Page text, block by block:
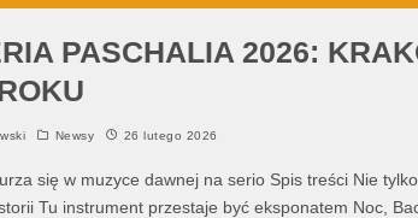
PASCHALIA 2026:
Newsy 26 lutego 2026
się w muzyce dawnej na serio Spis treści Nie
Tu instrument przestaje być eksponatem Noc,